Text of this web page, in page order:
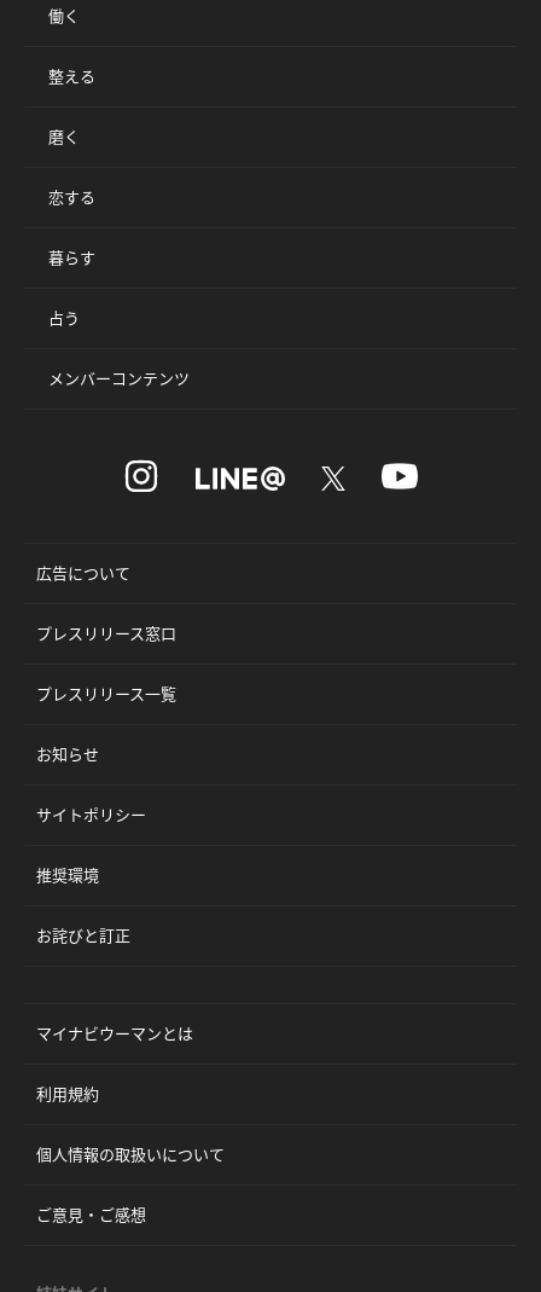
働く
整える
磨く
恋する
暮らす
占う
メンバーコンテンツ
広告について
プレスリリース窓口
プレスリリース一覧
お知らせ
サイトポリシー
推奨環境
お詫びと訂正
マイナビウーマンとは
利用規約
個人情報の取扱いについて
ご意見・ご感想